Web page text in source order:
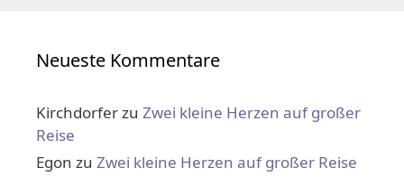
Neueste Kommentare
Kirchdorfer zu Zwei kleine Herzen auf großer
Reise
Egon zu Zwei kleine Herzen auf großer Reise